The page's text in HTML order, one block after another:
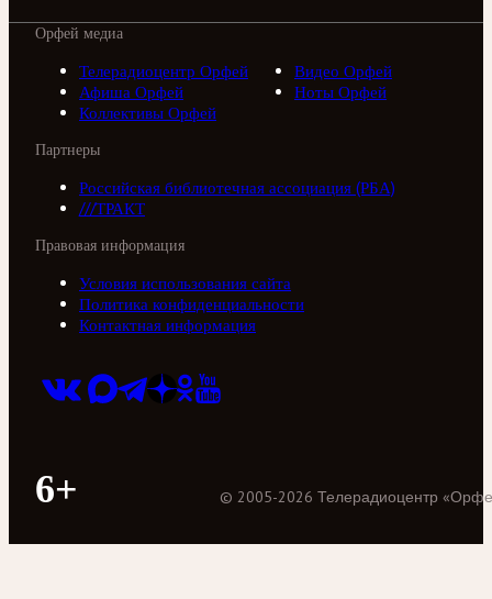
Орфей медиа
Телерадиоцентр Орфей
Видео Орфей
Афиша Орфей
Ноты Орфей
Коллективы Орфей
Партнеры
Российская библиотечная ассоциация (РБА)
///ТРАКТ
Правовая информация
Условия использования сайта
Политика конфиденциальности
Контактная информация
6+ © 2005-2026 Телерадиоцентр